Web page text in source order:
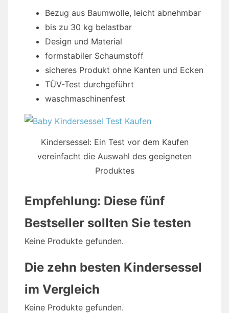
Bezug aus Baumwolle, leicht abnehmbar
bis zu 30 kg belastbar
Design und Material
formstabiler Schaumstoff
sicheres Produkt ohne Kanten und Ecken
TÜV-Test durchgeführt
waschmaschinenfest
Kindersessel: Ein Test vor dem Kaufen
vereinfacht die Auswahl des geeigneten
Produktes
Empfehlung: Diese fünf
Bestseller sollten Sie testen
Keine Produkte gefunden.
Die zehn besten Kindersessel
im Vergleich
Keine Produkte gefunden.